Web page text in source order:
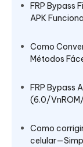
FRP Bypass
APK
Como
Métodos
FRP Bypass
(6.0/
Como